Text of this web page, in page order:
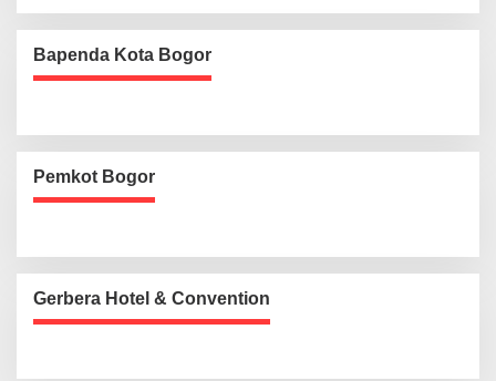
Bapenda Kota Bogor
Pemkot Bogor
Gerbera Hotel & Convention